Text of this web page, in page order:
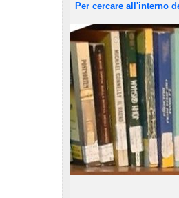
Per cercare all'interno